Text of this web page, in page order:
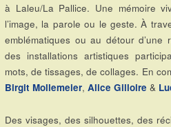
à Laleu/La Pallice. Une mémoire
l’image, la parole ou le geste. À
emblématiques ou au détour
des installations artistiques
mots, de tissages, de collages. En
Birgit Mollemeier, Alice Gilloire &
Des visages, des silhouettes, des